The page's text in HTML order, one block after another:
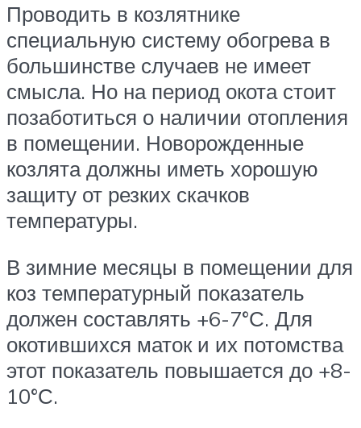
Проводить в козлятнике
специальную систему обогрева в
большинстве случаев не имеет
смысла. Но на период окота стоит
позаботиться о наличии отопления
в помещении. Новорожденные
козлята должны иметь хорошую
защиту от резких скачков
температуры.
В зимние месяцы в помещении для
коз температурный показатель
должен составлять +6-7°С. Для
окотившихся маток и их потомства
этот показатель повышается до +8-
10°С.